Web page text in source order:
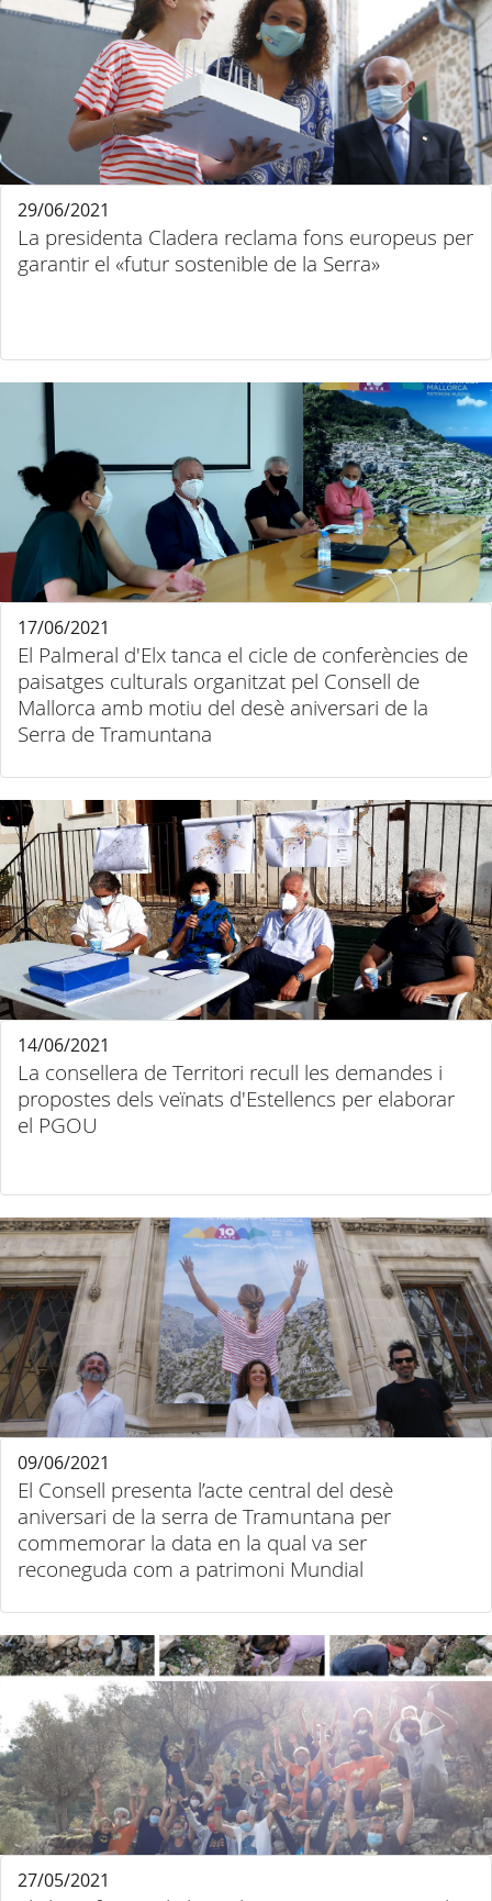
La presidenta Cladera reclama fons europeus per
garantir el «futur sostenible de la Serra»
29/06/2021
El Palmeral d'Elx tanca el cicle de conferències de
paisatges culturals organitzat pel Consell de
Mallorca amb motiu del desè aniversari de la
Serra de Tramuntana
17/06/2021
La consellera de Territori recull les demandes i
propostes dels veïnats d'Estellencs per elaborar
el PGOU
14/06/2021
El Consell presenta l’acte central del desè
aniversari de la serra de Tramuntana per
commemorar la data en la qual va ser
reconeguda com a patrimoni Mundial
09/06/2021
27/05/2021